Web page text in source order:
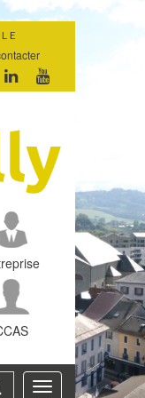
Lien
Instagram
Lien
vers
compte
Linkedin
vers
Youtube
Toggle